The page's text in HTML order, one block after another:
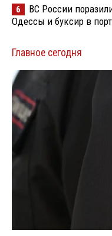
6
ВС России
Одессы и буксир в
Главное сегодня